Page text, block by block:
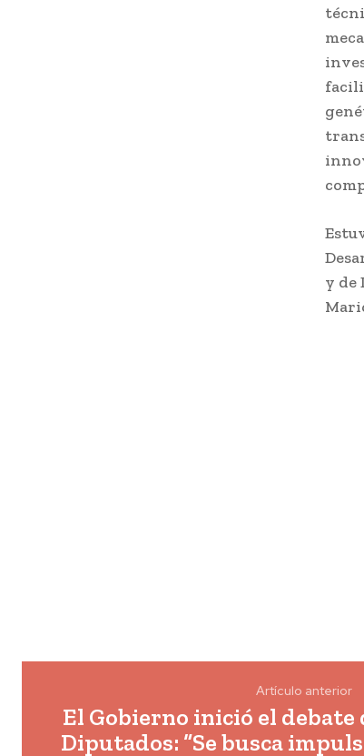
y de
Artículo anterior
El Gobierno inició el debate
Diputados: “Se busca